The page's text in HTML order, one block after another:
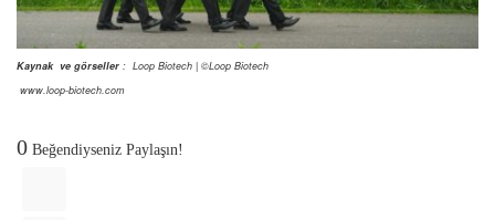
Kaynak ve görseller : Loop Biotech | ©Loop Biotech
www.loop-biotech.com
0 Beğendiyseniz Paylaşın!